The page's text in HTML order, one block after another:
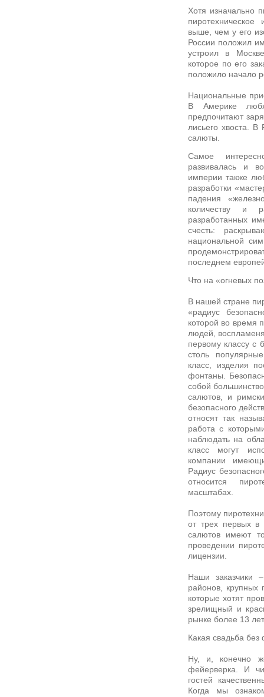
Хотя изначально
пиротехническое
выше, чем у его
России положил
устроил в
которое по его
положило начало
Национальные
В Америке
предпочитают
лисьего хвоста.
салюты.
Самое
развивалась и
империи также
разработки
падения
количеству и
разработанных
счесть:
национальной
последнем
Что на «огневых
В нашей стране
«радиус
которой во время
людей,
первому классу с
столь
класс, изделия
фонтаны.
собой
салютов, и
безопасного
относят так
работа с
наблюдать на
класс могут
компании
Радиус
относится
масштабах.
Поэтому
от трех первых в
салютов имеют
проведении
лицензии.
Наши заказчики
районов,
которые хотят
зрелищный и
рынке более 13
Какая свадьба
Ну, и, конечно
фейерверка. И
гостей
Когда мы